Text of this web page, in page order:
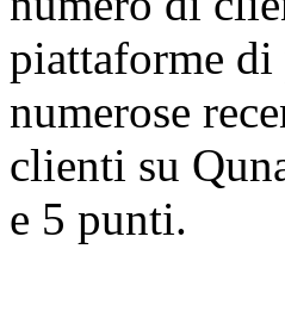
piattaforme
numerose
clienti su
e 5 punti.